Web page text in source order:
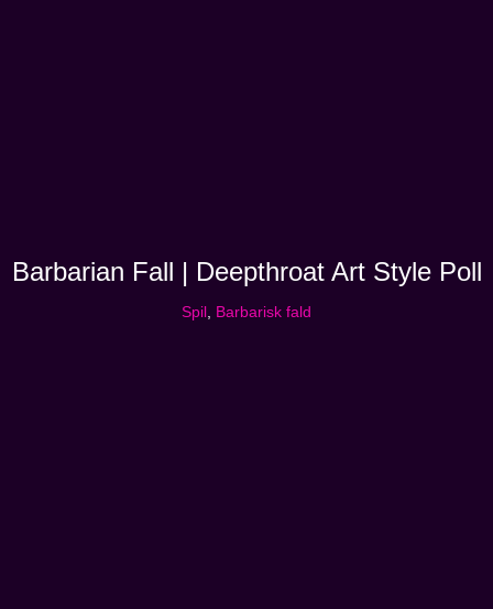
Barbarian Fall | Deepthroat Art Style Poll
Spil , Barbarisk fald